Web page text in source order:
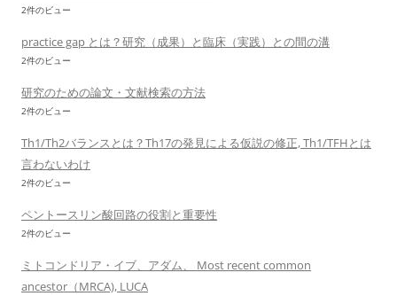
2件のビュー
practice gap とは？研究（成果）と臨床（実践）との間の溝
2件のビュー
研究のための論文・文献検索の方法
2件のビュー
Th1/Th2バランスとは？Th17の発見による仮説の修正, Th1/TFHとは
言わないわけ
2件のビュー
ペントースリン酸回路の役割と重要性
2件のビュー
ミトコンドリア・イブ、アダム、 Most recent common
ancestor（MRCA), LUCA